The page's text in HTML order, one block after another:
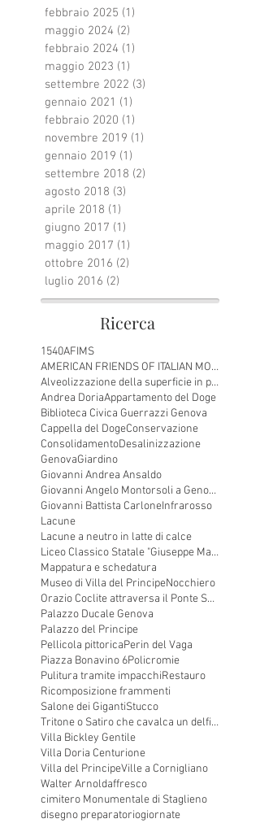
febbraio 2025 (1)
maggio 2024 (2)
febbraio 2024 (1)
maggio 2023 (1)
settembre 2022 (3)
gennaio 2021 (1)
febbraio 2020 (1)
novembre 2019 (1)
gennaio 2019 (1)
settembre 2018 (2)
agosto 2018 (3)
aprile 2018 (1)
giugno 2017 (1)
maggio 2017 (1)
ottobre 2016 (2)
luglio 2016 (2)
Ricerca
1540AFIMS
AMERICAN FRIENDS OF ITALIAN MONUMENTAL SCULPTURE
Alveolizzazione della superficie in pietra
Andrea DoriaAppartamento del Doge
Biblioteca Civica Guerrazzi Genova
Cappella del DogeConservazione
ConsolidamentoDesalinizzazione
GenovaGiardino
Giovanni Andrea Ansaldo
Giovanni Angelo Montorsoli a Genova
Giovanni Battista CarloneInfrarosso
Lacune
Lacune a neutro in latte di calce
Liceo Classico Statale "Giuseppe Mazzini"
Mappatura e schedatura
Museo di Villa del PrincipeNocchiero
Orazio Coclite attraversa il Ponte Sublicio
Palazzo Ducale Genova
Palazzo del Principe
Pellicola pittoricaPerin del Vaga
Piazza Bonavino 6Policromie
Pulitura tramite impacchiRestauro
Ricomposizione frammenti
Salone dei GigantiStucco
Tritone o Satiro che cavalca un delfino
Villa Bickley Gentile
Villa Doria Centurione
Villa del PrincipeVille a Cornigliano
Walter Arnoldaffresco
cimitero Monumentale di Staglieno
disegno preparatoriogiornate